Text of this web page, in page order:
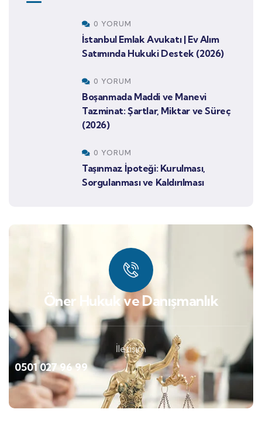
0 YORUM
İstanbul Emlak Avukatı | Ev Alım
Satımında Hukuki Destek (2026)
0 YORUM
Boşanmada Maddi ve Manevi
Tazminat: Şartlar, Miktar ve Süreç
(2026)
0 YORUM
Taşınmaz İpoteği: Kurulması,
Sorgulanması ve Kaldırılması
Öner Hukuk ve Danışmanlık
İletişim
0501 027 96 99